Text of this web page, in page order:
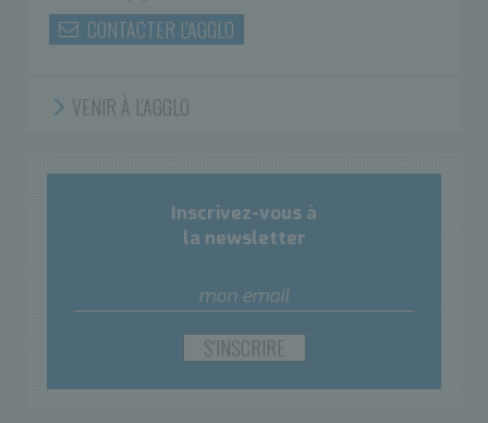
CONTACTER L'AGGLO
VENIR À L'AGGLO
Inscrivez-vous à
la newsletter